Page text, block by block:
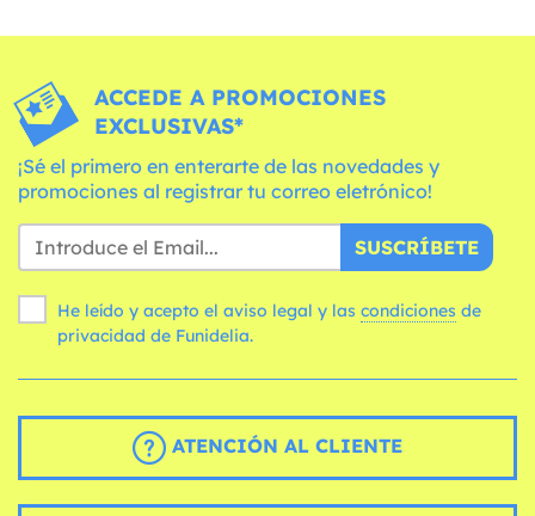
ACCEDE A PROMOCIONES
EXCLUSIVAS*
¡Sé el primero en enterarte de las novedades y
promociones al registrar tu correo eletrónico!
SUSCRÍBETE
He leído y acepto el aviso legal y las condiciones
privacidad de Funidelia.
ATENCIÓN AL CLIENTE